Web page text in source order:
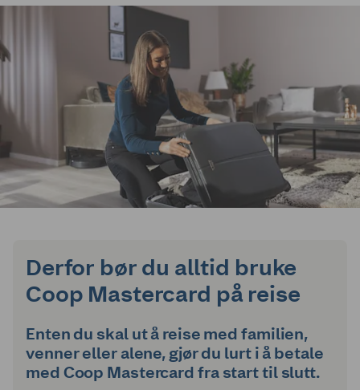
Derfor bør du alltid bruke
Coop Mastercard på reise
Enten du skal ut å reise med familien,
venner eller alene, gjør du lurt i å betale
med Coop Mastercard fra start til slutt.